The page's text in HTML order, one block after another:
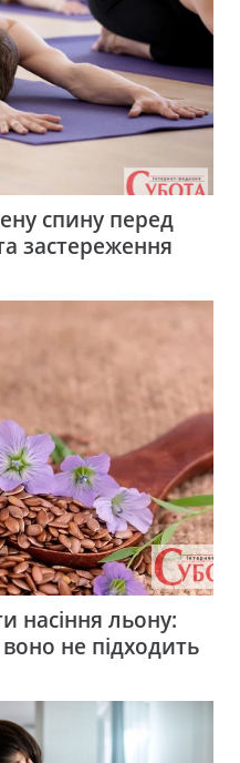
спину перед
застереження
насіння льону:
не підходить